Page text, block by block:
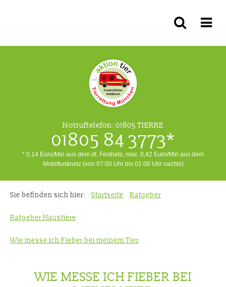
Notruftelefon: 01805 TIERRE
01805 84 3773*
* 0,14 Euro/Min aus dem dt. Festnetz, max. 0,42 Euro/Min aus dem
Mobilfunknetz (von 07:00 Uhr bis 01:00 Uhr nachts)
Sie befinden sich hier: Startseite Ratgeber
Ratgeber Haustiere
Wie messe ich Fieber bei meinem Tier
WIE MESSE ICH FIEBER BEI